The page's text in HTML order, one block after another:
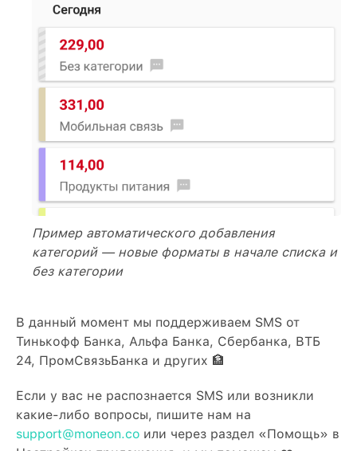
Пример автоматического добавления
категорий — новые форматы в начале списка и
без категории
В данный момент мы поддерживаем SMS от
Тинькофф Банка, Альфа Банка, Сбербанка, ВТБ
24, ПромСвязьБанка и других 🏦
Если у вас не распознается SMS или возникли
какие-либо вопросы, пишите нам на
support@moneon.co или через раздел «Помощь» в